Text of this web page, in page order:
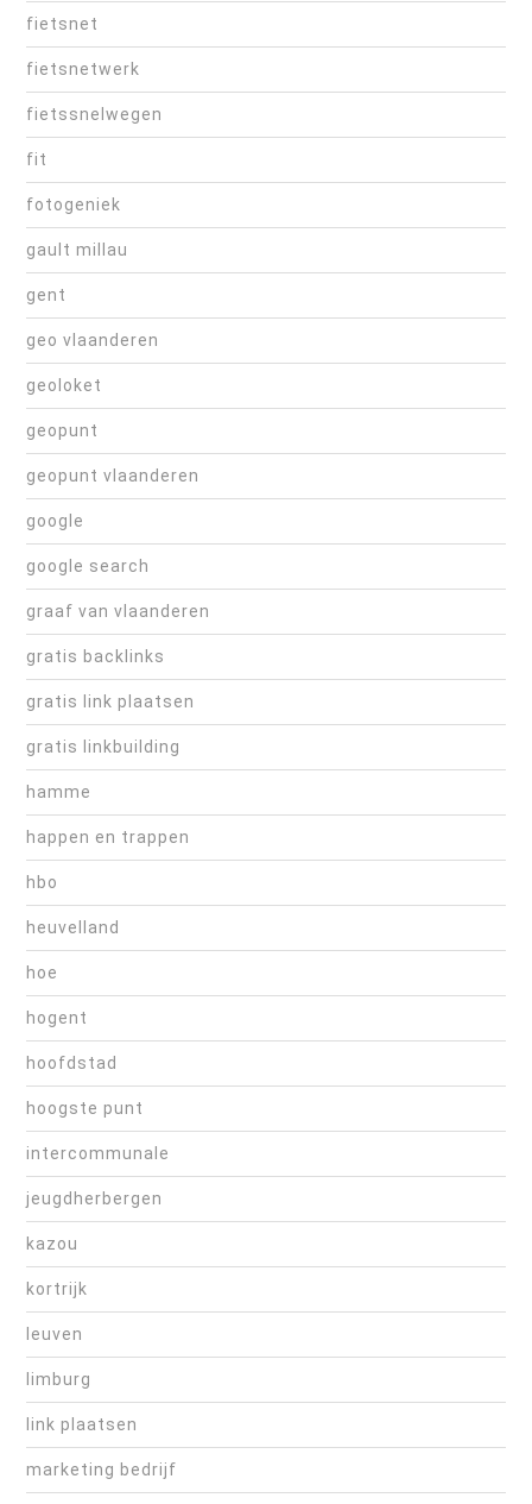
fietsnet
fietsnetwerk
fietssnelwegen
fit
fotogeniek
gault millau
gent
geo vlaanderen
geoloket
geopunt
geopunt vlaanderen
google
google search
graaf van vlaanderen
gratis backlinks
gratis link plaatsen
gratis linkbuilding
hamme
happen en trappen
hbo
heuvelland
hoe
hogent
hoofdstad
hoogste punt
intercommunale
jeugdherbergen
kazou
kortrijk
leuven
limburg
link plaatsen
marketing bedrijf